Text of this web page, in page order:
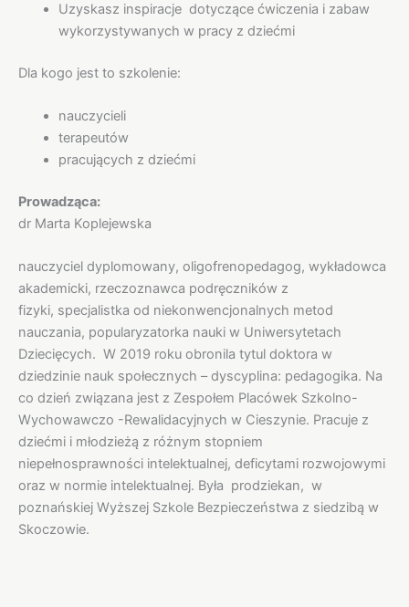
Uzyskasz inspiracje dotyczące ćwiczenia i zabaw
wykorzystywanych w pracy z dziećmi
Dla kogo jest to szkolenie:
nauczycieli
terapeutów
pracujących z dziećmi
Prowadząca:
dr Marta Koplejewska
nauczyciel dyplomowany, oligofrenopedagog, wykładowca
akademicki, rzeczoznawca podręczników z
fizyki, specjalistka od niekonwencjonalnych metod
nauczania, popularyzatorka nauki w Uniwersytetach
Dziecięcych. W 2019 roku obronila tytul doktora w
dziedzinie nauk społecznych – dyscyplina: pedagogika. Na
co dzień związana jest z Zespołem Placówek Szkolno-
Wychowawczo -Rewalidacyjnych w Cieszynie. Pracuje z
dziećmi i młodzieżą z różnym stopniem
niepełnosprawności intelektualnej, deficytami rozwojowymi
oraz w normie intelektualnej. Była prodziekan, w
poznańskiej Wyższej Szkole Bezpieczeństwa z siedzibą w
Skoczowie.